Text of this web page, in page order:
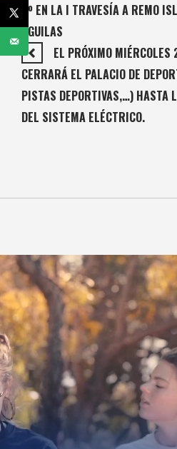
3º EN LA I TRAVESÍA A REMO
ÁGUILAS
EL PRÓXIMO MIÉRCOLES
CERRARÁ EL PALACIO DE
PISTAS DEPORTIVAS,…) HASTA
DEL SISTEMA ELÉCTRICO.